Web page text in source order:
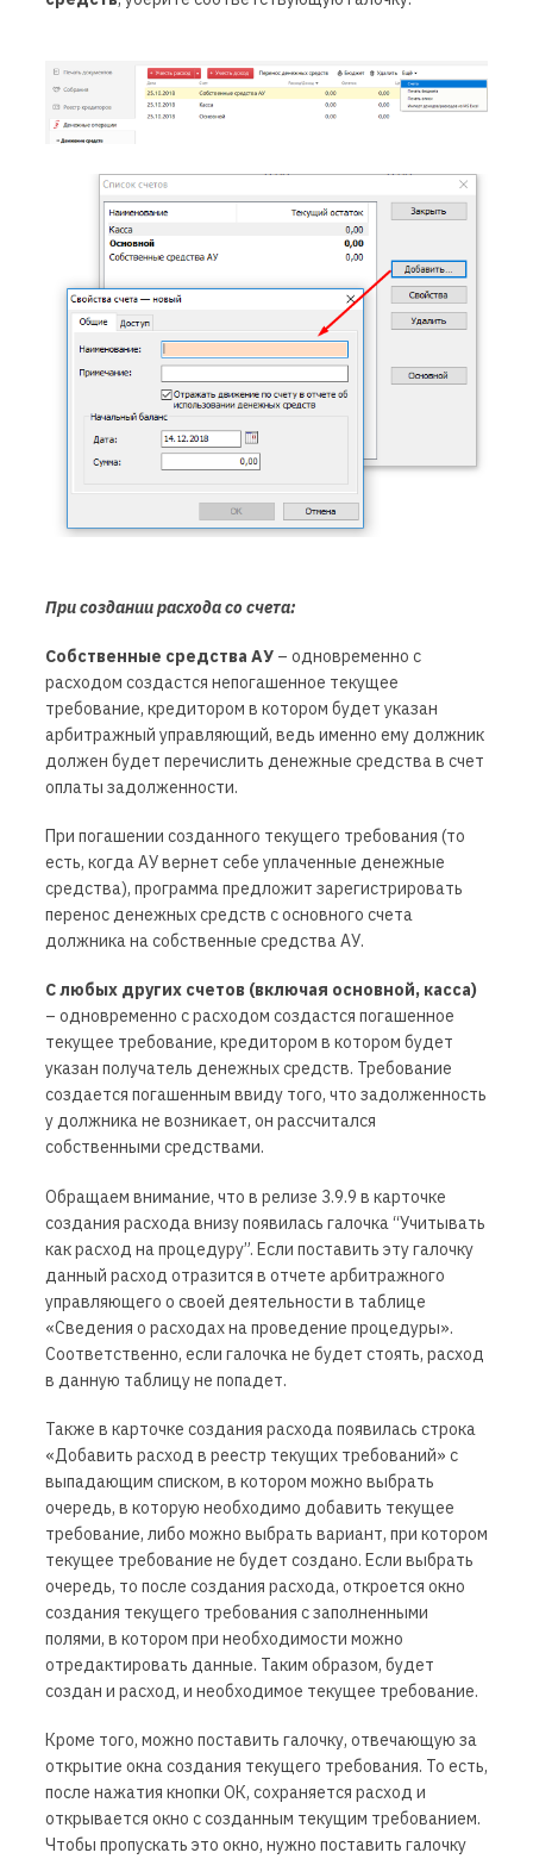
При создании расхода со счета:
Собственные средства АУ – одновременно с
расходом создастся непогашенное текущее
требование, кредитором в котором будет указан
арбитражный управляющий, ведь именно ему должник
должен будет перечислить денежные средства в счет
оплаты задолженности.
При погашении созданного текущего требования (то
есть, когда АУ вернет себе уплаченные денежные
средства), программа предложит зарегистрировать
перенос денежных средств с основного счета
должника на собственные средства АУ.
С любых других счетов (включая основной, касса)
– одновременно с расходом создастся погашенное
текущее требование, кредитором в котором будет
указан получатель денежных средств. Требование
создается погашенным ввиду того, что задолженность
у должника не возникает, он рассчитался
собственными средствами.
Обращаем внимание, что в релизе 3.9.9 в карточке
создания расхода внизу появилась галочка “Учитывать
как расход на процедуру”. Если поставить эту галочку
данный расход отразится в отчете арбитражного
управляющего о своей деятельности в таблице
«Сведения о расходах на проведение процедуры».
Соответственно, если галочка не будет стоять, расход
в данную таблицу не попадет.
Также в карточке создания расхода появилась строка
«Добавить расход в реестр текущих требований» с
выпадающим списком, в котором можно выбрать
очередь, в которую необходимо добавить текущее
требование, либо можно выбрать вариант, при котором
текущее требование не будет создано. Если выбрать
очередь, то после создания расхода, откроется окно
создания текущего требования с заполненными
полями, в котором при необходимости можно
отредактировать данные. Таким образом, будет
создан и расход, и необходимое текущее требование.
Кроме того, можно поставить галочку, отвечающую за
открытие окна создания текущего требования. То есть,
после нажатия кнопки ОК, сохраняется расход и
открывается окно с созданным текущим требованием.
Чтобы пропускать это окно, нужно поставить галочку